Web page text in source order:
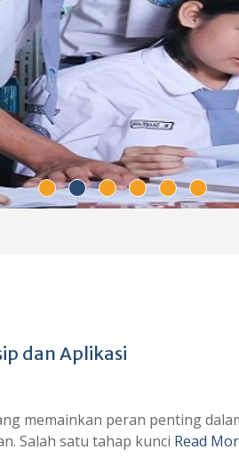
dan Aplikasi
memainkan peran penting
Salah satu tahap kunci Read